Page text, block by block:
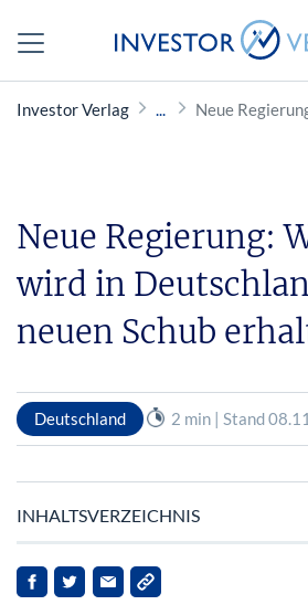
Investor Verlag Neue
Neue Regierung:
wird in
neuen Schub
Deutschland 2 min | Stand
INHALTSVERZEICHNIS
FDP und Grüne sind zusammen